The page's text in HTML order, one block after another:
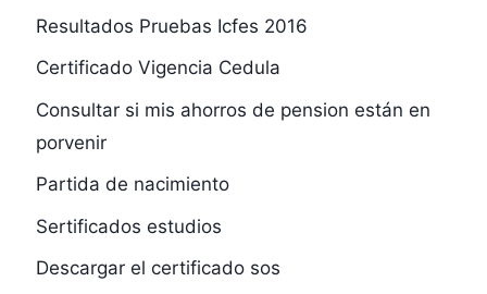
Resultados Pruebas Icfes 2016
Certificado Vigencia Cedula
Consultar si mis ahorros de pension están en
porvenir
Partida de nacimiento
Sertificados estudios
Descargar el certificado sos